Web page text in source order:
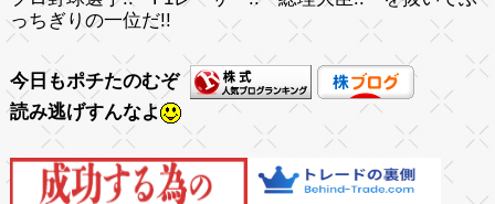
っちぎりの一位だ!!
今日もポチたのむぞ
読み逃げすんなよ